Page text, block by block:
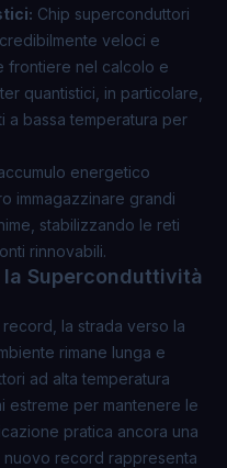
Chip superconduttori
veloci e
frontiere nel calcolo e
quantistici, in particolare,
a bassa temperatura per
energetico
immagazzinare grandi
stabilizzando le reti
rinnovabili.
la Superconduttività
la strada verso la
rimane lunga e
ad alta temperatura
estreme per mantenere le
pratica ancora una
nuovo record rappresenta